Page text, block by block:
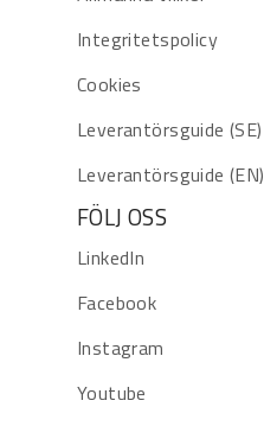
Integritetspolicy
Cookies
Leverantörsguide (SE)
Leverantörsguide (EN)
FÖLJ OSS
LinkedIn
Facebook
Instagram
Youtube